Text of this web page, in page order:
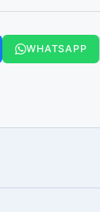
WHATSAPP